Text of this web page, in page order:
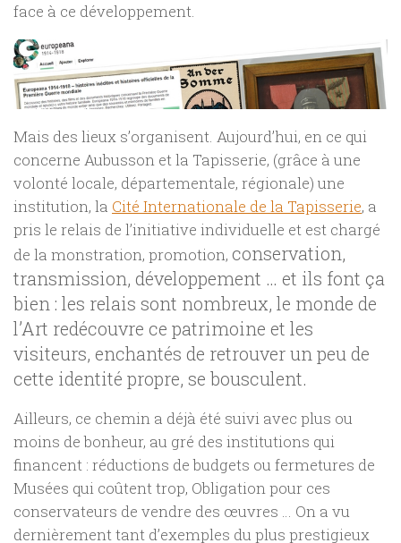
face à ce développement.
Mais des lieux s’organisent. Aujourd’hui, en ce qui
concerne Aubusson et la Tapisserie, (grâce à une
volonté locale, départementale, régionale) une
institution, la Cité Internationale de la Tapisserie, a
pris le relais de l’initiative individuelle et est chargé
de la monstration, promotion, conservation,
transmission, développement … et ils font ça
bien : les relais sont nombreux, le monde de
l’Art redécouvre ce patrimoine et les
visiteurs, enchantés de retrouver un peu de
cette identité propre, se bousculent.
Ailleurs, ce chemin a déjà été suivi avec plus ou
moins de bonheur, au gré des institutions qui
financent : réductions de budgets ou fermetures de
Musées qui coûtent trop, Obligation pour ces
conservateurs de vendre des œuvres … On a vu
dernièrement tant d’exemples du plus prestigieux